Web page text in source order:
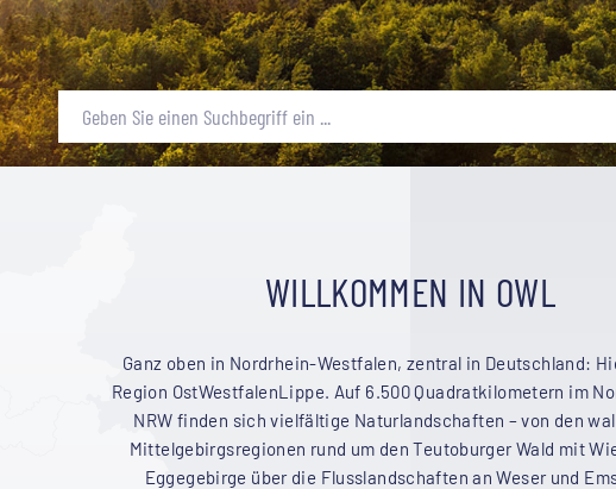
WILLKOMMEN IN OWL
Ganz oben in Nordrhein-Westfalen, zentral in Deutschland:
Region OstWestfalenLippe. Auf 6.500 Quadratkilometern im
NRW finden sich vielfältige Naturlandschaften – von den
Mittelgebirgsregionen rund um den Teutoburger Wald mit
Eggegebirge über die Flusslandschaften an Weser und